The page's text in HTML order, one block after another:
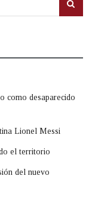
como desaparecido
Lionel Messi
el territorio
del nuevo